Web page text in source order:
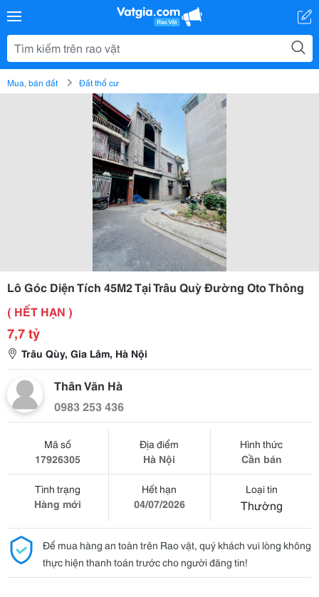
Mua, bán đất Đất thổ cư
Lô Góc Diện Tích 45M2 Tại Trâu Quỳ Đường Oto Thông
( HẾT HẠN )
7,7 tỷ
Trâu Qùy, Gia Lâm, Hà Nội
Thân Văn Hà
0983 253 436
Mã số
17926305
Địa điểm
Hà Nội
Hình thức
Cần bán
Tình trạng
Hàng mới
Hết hạn
04/07/2026
Loại tin
Thường
Để mua hàng an toàn trên Rao vặt, quý khách vui lòng không
thực hiện thanh toán trước cho người đăng tin!